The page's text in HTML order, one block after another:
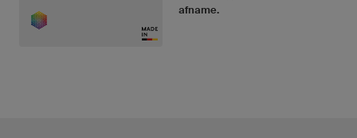
afname.